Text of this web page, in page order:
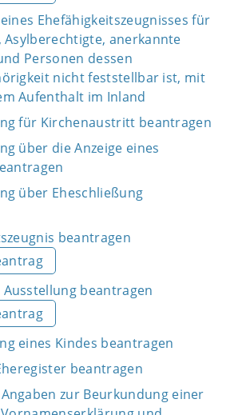
Ehefähigkeitszeugnisses für
Asylberechtigte, anerkannte
Personen dessen
nicht feststellbar ist, mit
Aufenthalt im Inland
für Kirchenaustritt beantragen
über die Anzeige eines
über Eheschließung
beantragen
beantragen
eines Kindes beantragen
beantragen
zur Beurkundung einer